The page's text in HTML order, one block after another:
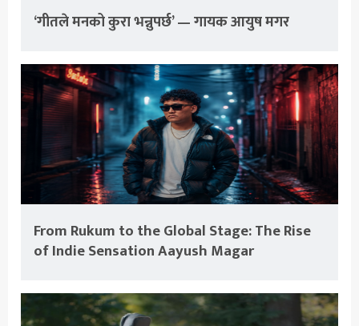
‘गीतले मनको कुरा भन्नुपर्छ’ — गायक आयुष मगर
From Rukum to the Global Stage: The Rise
of Indie Sensation Aayush Magar